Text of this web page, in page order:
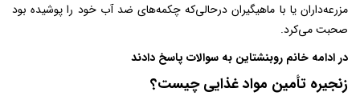
مزرعه‌داران یا با ماهیگیران درحالی‌که چکمه‌های ضد آب خود را پوشیده بود
صحبت می‌کرد.
در ادامه خانم روبنشتاین به سوالات پاسخ دادند
زنجیره تأمین مواد غذایی چیست؟